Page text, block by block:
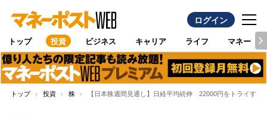
ログイン
トップ 投資 ビジネス キャリア ライフ マネー
トップ 投資 株 【日本株週間見通し】日経平均続伸 22000円をトライする